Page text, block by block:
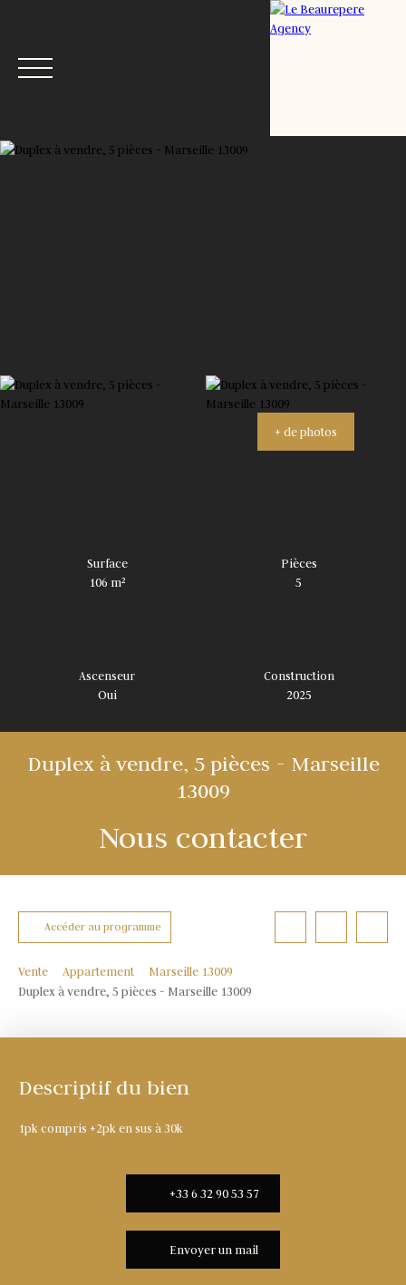
+ de photos
Surface
106 m²
Pièces
5
Ascenseur
Oui
Construction
2025
Duplex à vendre, 5 pièces - Marseille
13009
Nous contacter
Accéder au programme
Vente Appartement
Marseille 13009
Duplex à vendre, 5 pièces - Marseille 13009
Descriptif du bien
1pk compris +2pk en sus à 30k
+33 6 32 90 53 57
Envoyer un mail